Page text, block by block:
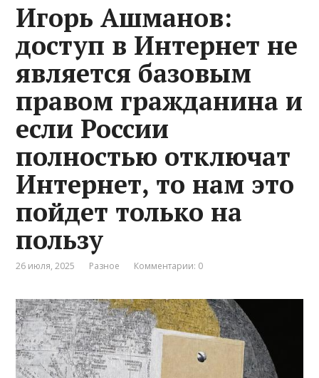
Игорь Ашманов:
доступ в Интернет не
является базовым
правом гражданина и
если России
полностью отключат
Интернет, то нам это
пойдет только на
пользу
26 июля, 2025 Разное Комментарии: 0